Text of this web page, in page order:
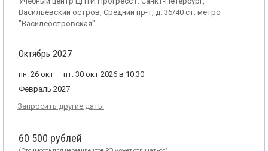
Васильевский остров, Средний пр-т, д. 36/40 ст. метро
"Василеостровская"
Октябрь 2027
пн. 26 окт — пт. 30 окт 2026 в 10:30
Февраль 2027
Запросить другие даты
60 500 рублей